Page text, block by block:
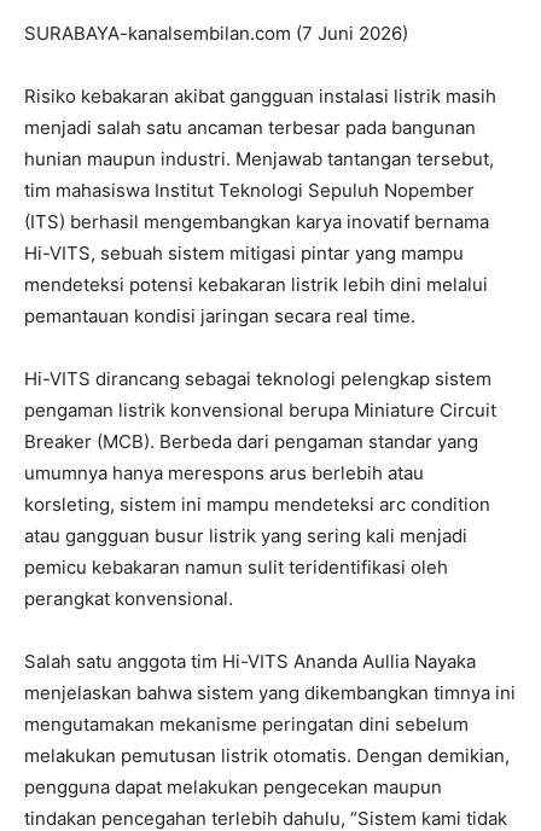
SURABAYA-kanalsembilan.com (7 Juni 2026)
Risiko kebakaran akibat gangguan instalasi listrik masih
menjadi salah satu ancaman terbesar pada bangunan
hunian maupun industri. Menjawab tantangan tersebut,
tim mahasiswa Institut Teknologi Sepuluh Nopember
(ITS) berhasil mengembangkan karya inovatif bernama
Hi-VITS, sebuah sistem mitigasi pintar yang mampu
mendeteksi potensi kebakaran listrik lebih dini melalui
pemantauan kondisi jaringan secara real time.
Hi-VITS dirancang sebagai teknologi pelengkap sistem
pengaman listrik konvensional berupa Miniature Circuit
Breaker (MCB). Berbeda dari pengaman standar yang
umumnya hanya merespons arus berlebih atau
korsleting, sistem ini mampu mendeteksi arc condition
atau gangguan busur listrik yang sering kali menjadi
pemicu kebakaran namun sulit teridentifikasi oleh
perangkat konvensional.
Salah satu anggota tim Hi-VITS Ananda Aullia Nayaka
menjelaskan bahwa sistem yang dikembangkan timnya ini
mengutamakan mekanisme peringatan dini sebelum
melakukan pemutusan listrik otomatis. Dengan demikian,
pengguna dapat melakukan pengecekan maupun
tindakan pencegahan terlebih dahulu, “Sistem kami tidak